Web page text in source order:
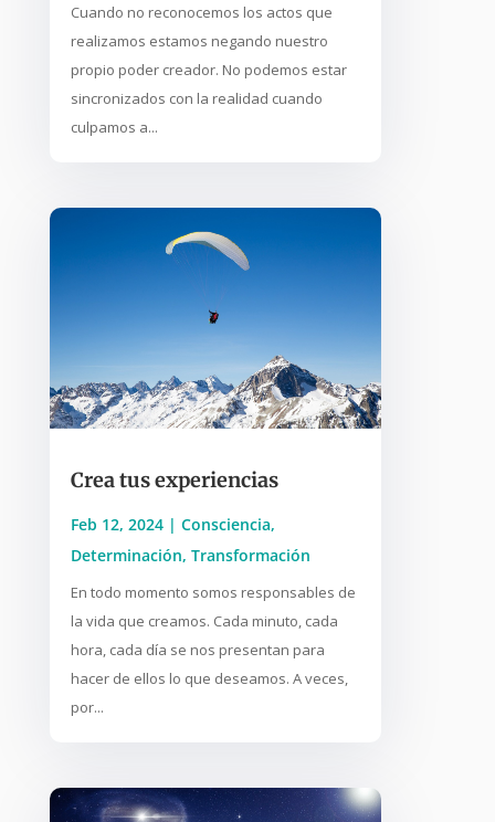
Cuando no reconocemos los actos que
realizamos estamos negando nuestro
propio poder creador. No podemos estar
sincronizados con la realidad cuando
culpamos a...
Crea tus experiencias
Feb 12, 2024| Consciencia,
Determinación, Transformación
En todo momento somos responsables de
la vida que creamos. Cada minuto, cada
hora, cada día se nos presentan para
hacer de ellos lo que deseamos. A veces,
por...